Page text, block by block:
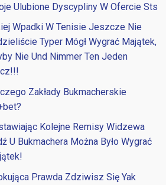
Ulubione Dyscypliny W Ofercie Sts
Wpadki W Tenisie Jeszcze Nie
Typer Mógł Wygrać Majątek,
Nie Und Nimmer Ten Jeden
Zakłady Bukmacherskie
Kolejne Remisy Widzewa
U Bukmachera Można Było Wygrać
Prawda Zdziwisz Się Yak